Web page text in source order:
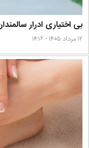
بی اختیاری ادرار
۱۲ مرداد ۱۴۰۵ - ۱۴:۱۶